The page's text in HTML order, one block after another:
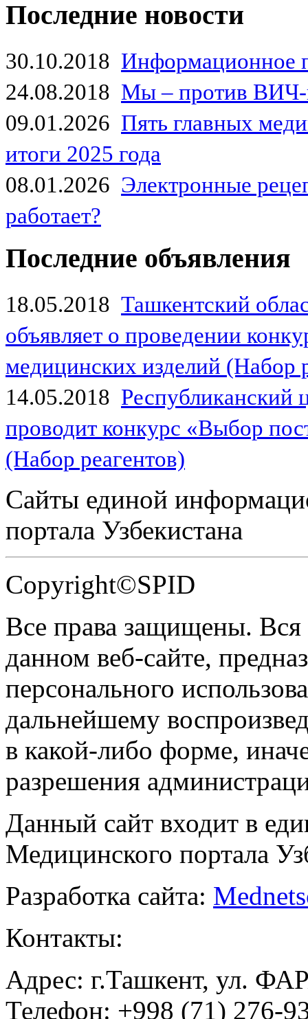
Последние новости
30.10.2018 Информационное
24.08.2018 Мы – против
09.01.2026 Пять главных
итоги 2025 года
08.01.2026 Электронные
работает?
Последние объявления
18.05.2018 Ташкентский
объявляет о проведении
медицинских изделий (Набор
14.05.2018
проводит конкурс «Выбор
(Набор реагентов)
Сайты единой
портала Узбекистана
Copyright©SPID
Все права защищены.
данном веб-сайте,
персонального
дальнейшему
в какой-либо форме,
разрешения
Данный сайт входит в
Медицинского портала
Разработка сайта:
Контакты:
Адрес: г.Ташкент, ул.
Телефон: +998 (71) 276-